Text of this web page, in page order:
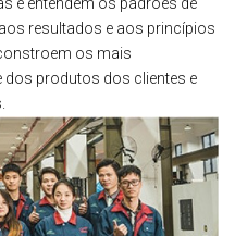
resultados e aos princípios
os mais
dos produtos dos clientes e